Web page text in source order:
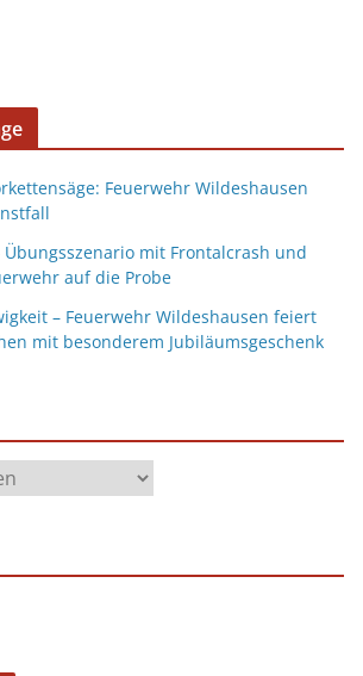
Feuerwehr Wildeshausen
Übungsszenario mit Frontalcrash und
auf die Probe
– Feuerwehr Wildeshausen feiert
mit besonderem Jubiläumsgeschenk